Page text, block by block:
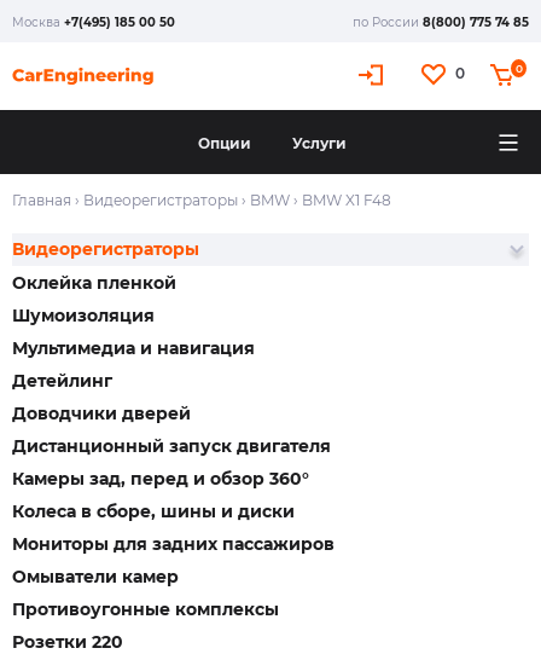
Москва +7(495) 185 00 50 по России 8(800) 775 74 85
0 0
Опции Услуги
Главная › Видеорегистраторы › BMW › BMW X1 F48
Оклейка пленкой
Шумоизоляция
Мультимедиа и навигация
Детейлинг
Доводчики дверей
Видеорегистраторы
Дистанционный запуск двигателя
Камеры зад, перед и обзор 360°
Колеса в сборе, шины и диски
Мониторы для задних пассажиров
Омыватели камер
Противоугонные комплексы
Розетки 220